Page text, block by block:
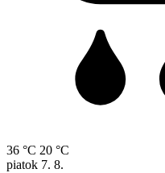
36 °C 20 °C
piatok 7. 8.